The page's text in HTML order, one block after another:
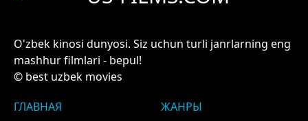
O'zbek kinosi dunyosi. Siz uchun turli janrlarning eng
mashhur filmlari - bepul!
© best uzbek movies
ГЛАВНАЯ
ЖАНРЫ